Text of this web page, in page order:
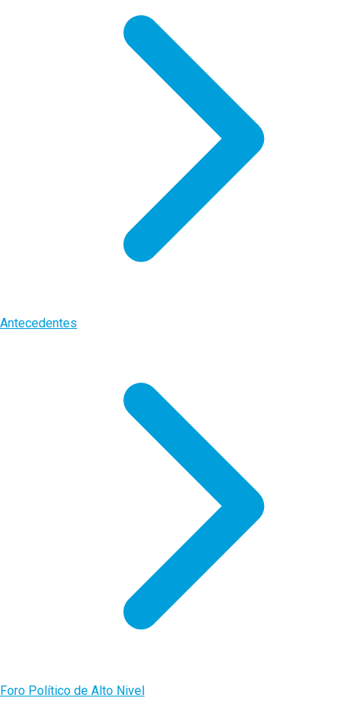
Antecedentes
Foro Político de Alto Nivel